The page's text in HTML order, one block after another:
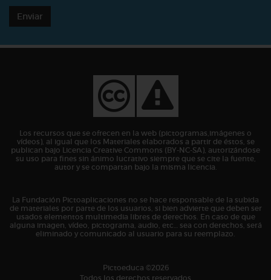
Enviar
Los recursos que se ofrecen en la web (pictogramas,imágenes o
vídeos), al igual que los Materiales elaborados a partir de éstos, se
publican bajo Licencia Creative Commons (BY-NC-SA), autorizándose
su uso para fines sin ánimo lucrativo siempre que se cite la fuente,
autor y se compartan bajo la misma licencia.
La Fundación Pictoaplicaciones no se hace responsable de la subida
de materiales por parte de los usuarios, si bien advierte que deben ser
usados elementos multimedia libres de derechos. En caso de que
alguna imagen, vídeo, pictograma, audio, etc… sea con derechos, será
eliminado y comunicado al usuario para su reemplazo.
Pictoeduca ©2026
Todos los derechos reservados